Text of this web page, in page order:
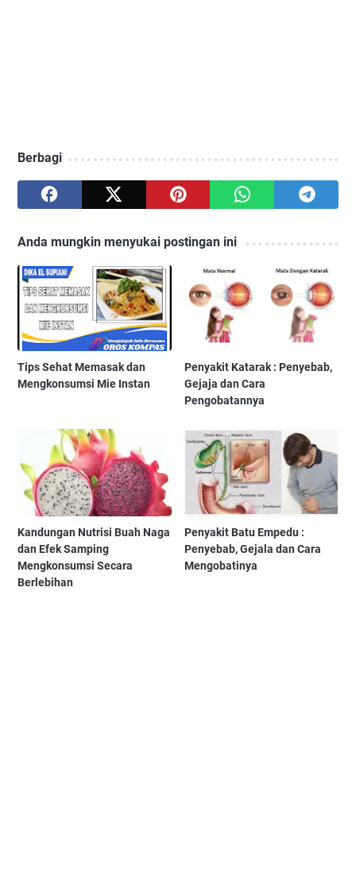
Berbagi
Anda mungkin menyukai postingan ini
Tips Sehat Memasak dan
Mengkonsumsi Mie Instan
Penyakit Katarak : Penyebab,
Gejaja dan Cara
Pengobatannya
Kandungan Nutrisi Buah Naga
dan Efek Samping
Mengkonsumsi Secara
Berlebihan
Penyakit Batu Empedu :
Penyebab, Gejala dan Cara
Mengobatinya